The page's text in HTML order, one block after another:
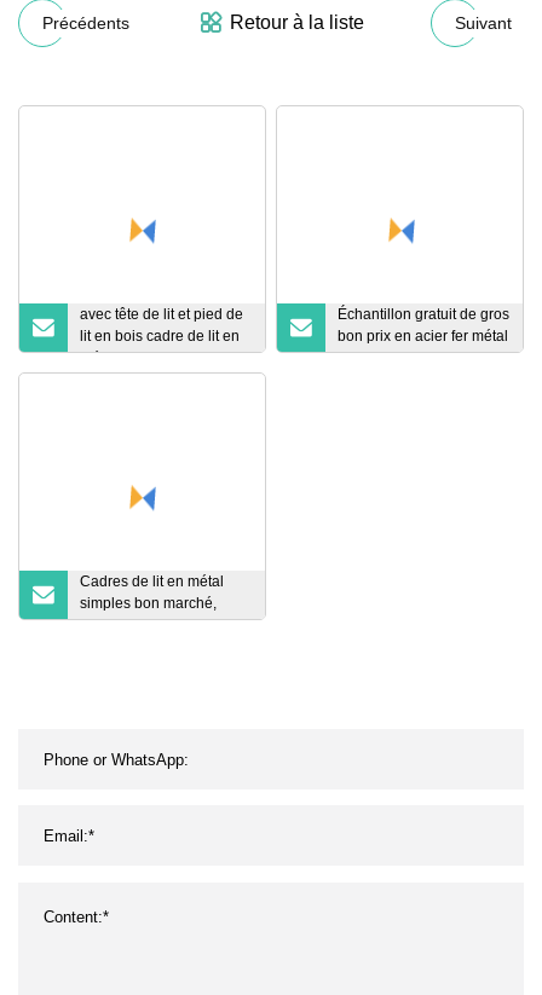
Précédents Retour à la liste Suivant
avec tête de lit et pied de
lit en bois cadre de lit en
métal queen size
Échantillon gratuit de gros
bon prix en acier fer métal
cadre de lit simple
Cadres de lit en métal
simples bon marché,
cadre de lit pliant en